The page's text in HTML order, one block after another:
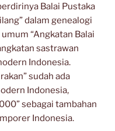
Balai Pustaka
dalam genealogi
“Angkatan Balai
sastrawan
Indonesia.
sudah ada
Indonesia,
sebagai tambahan
Indonesia.